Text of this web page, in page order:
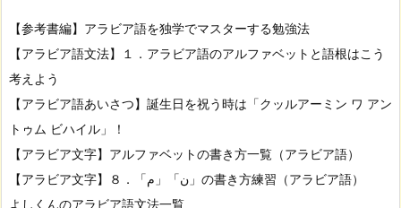
【参考書編】アラビア語を独学でマスターする勉強法
【アラビア語文法】１．アラビア語のアルファベットと語根はこう
考えよう
【アラビア語あいさつ】誕生日を祝う時は「クッルアーミン ワ アン
トゥム ビハイル」！
【アラビア文字】アルファベットの書き方一覧（アラビア語）
【アラビア文字】８．「م」「ن」の書き方練習（アラビア語）
よしくんのアラビア語文法一覧